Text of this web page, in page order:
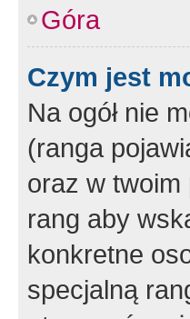
Góra
Czym jest
Na ogół nie
(ranga
oraz w
rang aby
konkretne
specjalną